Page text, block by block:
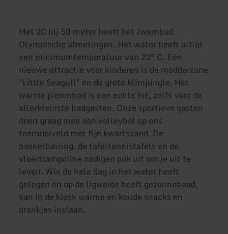
Met 20 bij 50 meter heeft het zwembad
Olympische afmetingen. Het water heeft altijd
een minimumtemperatuur van 22° C. Een
nieuwe attractie voor kinderen is de modderzone
"Little Seagull" en de grote klimjungle. Het
warme pierenbad is een echte hit, zelfs voor de
allerkleinste badgasten. Onze sportieve gasten
doen graag mee aan volleybal op ons
toernooiveld met fijn kwartszand. De
basketbalring, de tafeltennistafels en de
vloertrampoline nodigen ook uit om je uit te
leven. Wie de hele dag in het water heeft
gelegen en op de ligweide heeft gezonnebaad,
kan in de kiosk warme en koude snacks en
drankjes inslaan.